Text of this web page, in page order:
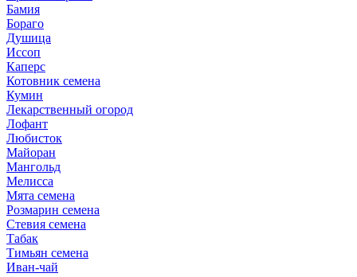
Бамия
Бораго
Душица
Иссоп
Каперс
Котовник семена
Кумин
Лекарственный огород
Лофант
Любисток
Майоран
Мангольд
Мелисса
Мята семена
Розмарин семена
Стевия семена
Табак
Тимьян семена
Иван-чай